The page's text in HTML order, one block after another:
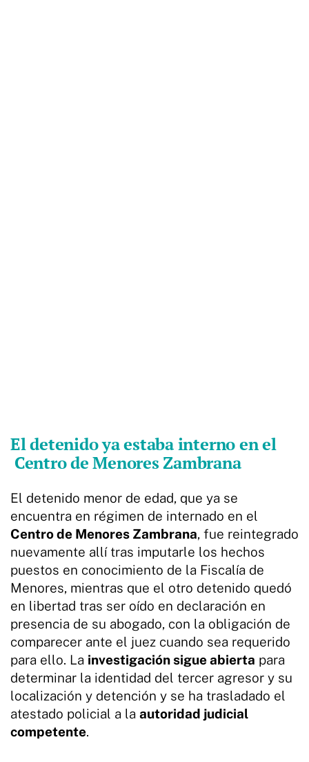
El detenido ya estaba interno en el
Centro de Menores Zambrana
El detenido menor de edad, que ya se
encuentra en régimen de internado en el
Centro de Menores Zambrana, fue reintegrado
nuevamente allí tras imputarle los hechos
puestos en conocimiento de la Fiscalía de
Menores, mientras que el otro detenido quedó
en libertad tras ser oído en declaración en
presencia de su abogado, con la obligación de
comparecer ante el juez cuando sea requerido
para ello. La investigación sigue abierta para
determinar la identidad del tercer agresor y su
localización y detención y se ha trasladado el
atestado policial a la autoridad judicial
competente.